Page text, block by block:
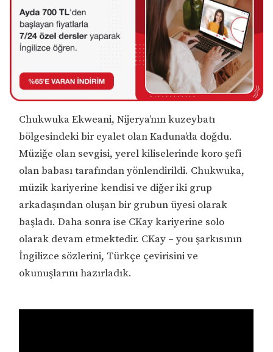
Chukwuka Ekweani, Nijerya’nın kuzeybatı
bölgesindeki bir eyalet olan Kaduna’da doğdu.
Müziğe olan sevgisi, yerel kiliselerinde koro şefi
olan babası tarafından yönlendirildi. Chukwuka,
müzik kariyerine kendisi ve diğer iki grup
arkadaşından oluşan bir grubun üyesi olarak
başladı. Daha sonra ise CKay kariyerine solo
olarak devam etmektedir. CKay – you şarkısının
İngilizce sözlerini, Türkçe çevirisini ve
okunuşlarını hazırladık.